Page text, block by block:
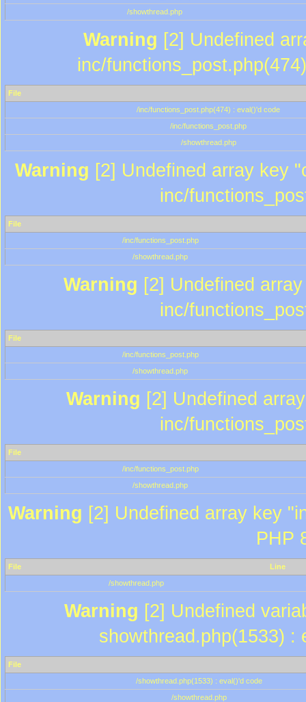
/showthread.php
Warning [2] Undefined
inc/
File
/inc/functions_post.php(474) : eval()'d code
/inc/functions_post.php
/showthread.php
Warning [2] Undefined array key
inc/
File
/inc/functions_post.php
/showthread.php
Warning [2] Undefined
inc/
File
/inc/functions_post.php
/showthread.php
Warning [2] Undefined
inc/
File
/inc/functions_post.php
/showthread.php
Warning [2] Undefined array key
PHP
File
Line
/showthread.php
Warning [2] Undefined
showthread.php(1533) :
File
/showthread.php(1533) : eval()'d code
/showthread.php